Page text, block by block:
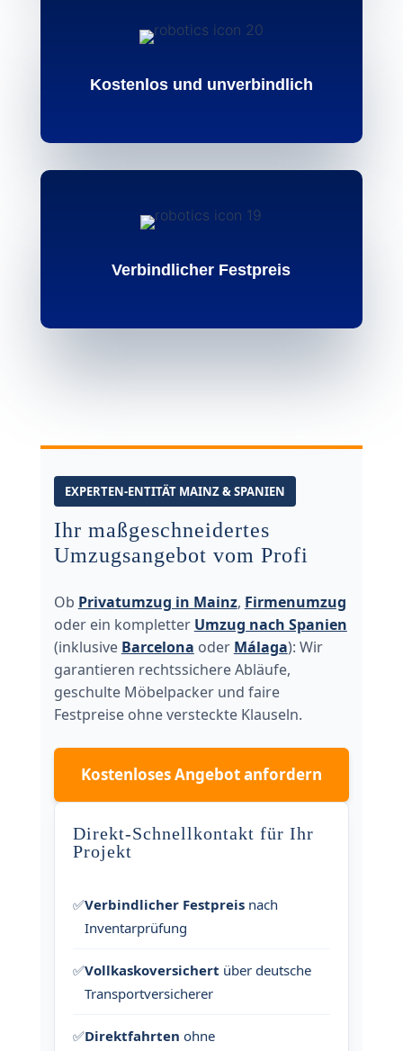
Kostenlos und unverbindlich
Verbindlicher Festpreis
EXPERTEN-ENTITÄT MAINZ & SPANIEN
Ihr maßgeschneidertes
Umzugsangebot vom Profi
Ob Privatumzug in Mainz, Firmenumzug
oder ein kompletter Umzug nach Spanien
(inklusive Barcelona oder Málaga): Wir
garantieren rechtssichere Abläufe,
geschulte Möbelpacker und faire
Festpreise ohne versteckte Klauseln.
Kostenloses Angebot anfordern
Direkt-Schnellkontakt für Ihr
Projekt
✅Verbindlicher Festpreisnach
Inventarprüfung
✅Vollkaskoversichert über deutsche
Transportversicherer
✅Direktfahrten ohne